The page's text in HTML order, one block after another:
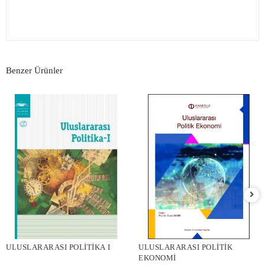
Benzer Ürünler
ULUSLARARASI POLİTİKA I
ULUSLARARASI POLİTİK
EKONOMİ